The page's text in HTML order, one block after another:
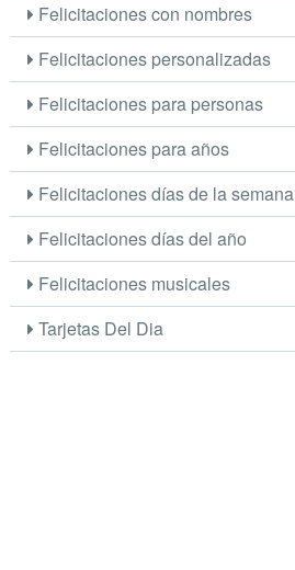
Felicitaciones con nombres
Felicitaciones personalizadas
Felicitaciones para personas
Felicitaciones para años
Felicitaciones días de la semana
Felicitaciones días del año
Felicitaciones musicales
Tarjetas Del Dia